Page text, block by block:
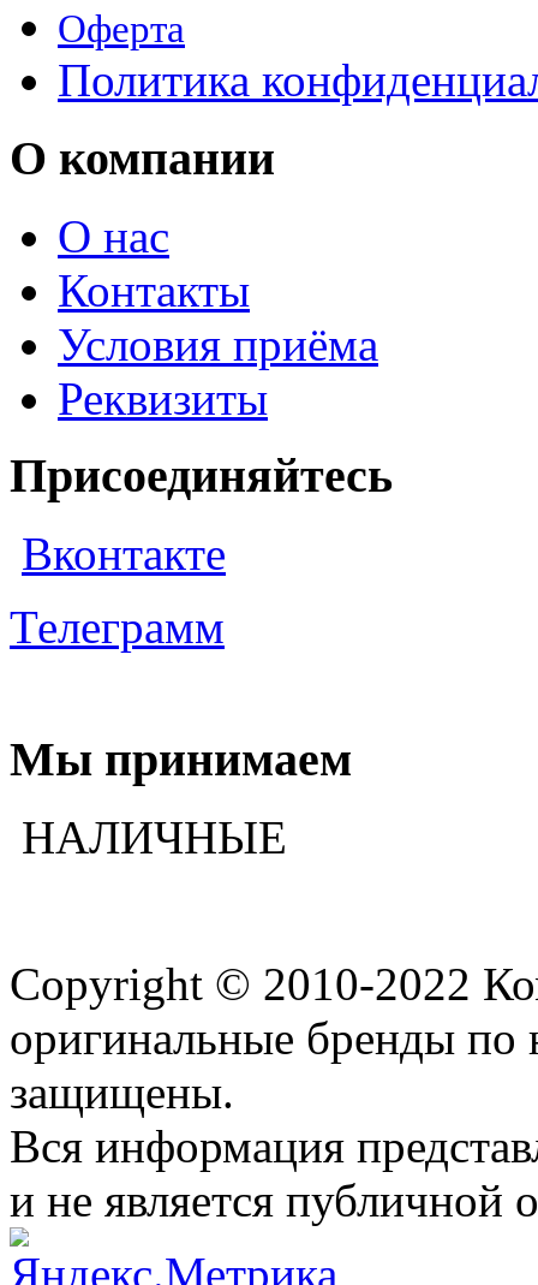
Оферта
Политика
О компании
О нас
Контакты
Условия приёма
Реквизиты
Присоединяйтесь
Вконтакте
Телеграмм
Мы принимаем
НАЛИЧНЫЕ
Copyright © 2010-2022
оригинальные бренды по
защищены.
Вся информация
и не является публичной